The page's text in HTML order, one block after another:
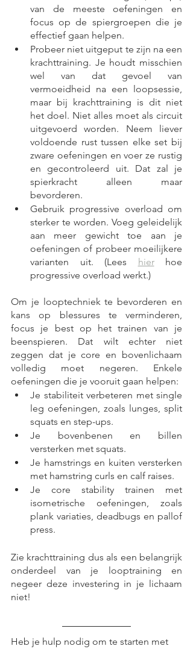
van de meeste oefeningen en
focus op de spiergroepen die je
effectief gaan helpen.
Probeer niet uitgeput te zijn na een
krachttraining. Je houdt misschien
wel van dat gevoel van
vermoeidheid na een loopsessie,
maar bij krachttraining is dit niet
het doel. Niet alles moet als circuit
uitgevoerd worden. Neem liever
voldoende rust tussen elke set bij
zware oefeningen en voer ze rustig
en gecontroleerd uit. Dat zal je
spierkracht alleen maar
bevorderen.
Gebruik progressive overload om
sterker te worden. Voeg geleidelijk
aan meer gewicht toe aan je
oefeningen of probeer moeilijkere
varianten uit. (Lees hier hoe
progressive overload werkt.)
Om je looptechniek te bevorderen en
kans op blessures te verminderen,
focus je best op het trainen van je
beenspieren. Dat wilt echter niet
zeggen dat je core en bovenlichaam
volledig moet negeren. Enkele
oefeningen die je vooruit gaan helpen:
Je stabiliteit verbeteren met single
leg oefeningen, zoals lunges, split
squats en step-ups.
Je bovenbenen en billen
versterken met squats.
Je hamstrings en kuiten versterken
met hamstring curls en calf raises.
Je core stability trainen met
isometrische oefeningen, zoals
plank variaties, deadbugs en pallof
press.
Zie krachttraining dus als een belangrijk
onderdeel van je looptraining en
negeer deze investering in je lichaam
niet!
Heb je hulp nodig om te starten met